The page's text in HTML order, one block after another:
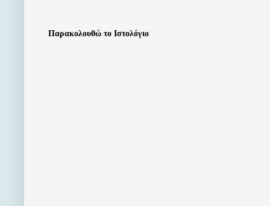
Παρακολουθώ το Ιστολόγιο